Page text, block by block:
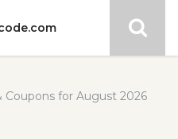
for August 2026